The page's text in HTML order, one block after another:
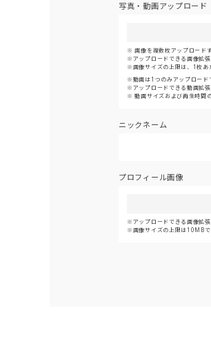
写真・動画アップロード
画像を複数枚アップロード
アップロードできる画像拡
画像サイズの上限は、1枚あ
動画は1つのみアップロード
アップロードできる動画拡
動画サイズおよび再生時間
ニックネーム
プロフィール画像
アップロードできる画像
画像サイズの上限は10MBで